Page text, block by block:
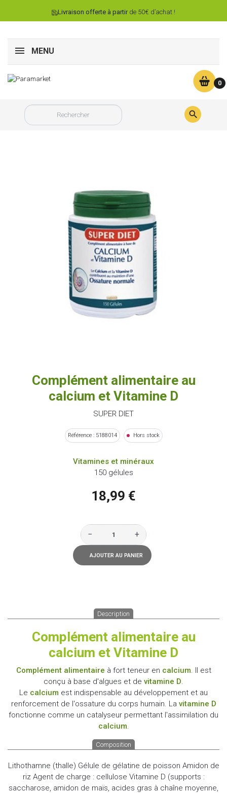
Livraison offerte à partirde 50€ d’achat !
MENU
0

Complément alimentaire au
calcium et Vitamine D
SUPER DIET
Référence : 5188014 Hors stock
Vitamines et minéraux
150 gélules
18,99 €
− +
AJOUTER AU PANIER
Description
Complément alimentaire au
calcium et Vitamine D
Complément alimentaire à fort teneur en calcium. Il est
conçu à base d'algues et de vitamine D.
Le calcium est indispensable au développement et au
renforcement de l'ossature du corps humain. La vitamine D
fonctionne comme un catalyseur permettant l'assimilation du
calcium.
Composition
Lithothamne (thalle) Gélule de gélatine de poisson Amidon de
riz Agent de charge : cellulose Vitamine D (supports :
saccharose, amidon de maïs, acides gras à chaîne moyenne,